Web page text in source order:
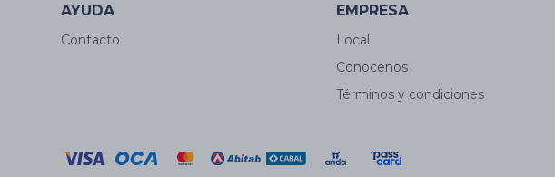
AYUDA
Contacto
EMPRESA
Local
Conocenos
Términos y condiciones